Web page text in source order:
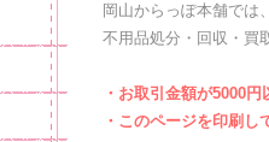
岡山からっぽ本舗では
不用品処分・回収・買
・お取引金額が5000
・このページを印刷